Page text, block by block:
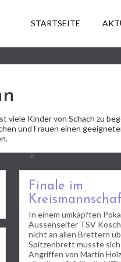
STARTSEITE
viele Kinder von Schach zu
und Frauen einen
Finale im
In einem umkäpften
Aussenseiter TSV
nicht an allen Brettern
Spitzenbrett musste
Angriffen von Martin